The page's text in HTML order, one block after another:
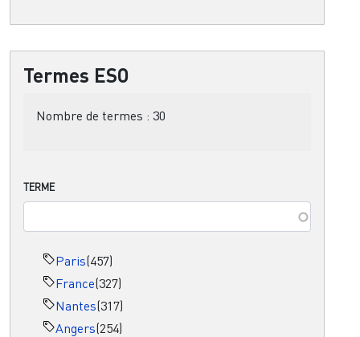
Termes ESO
Nombre de termes : 30
TERME
Paris(457)
France(327)
Nantes(317)
Angers(254)